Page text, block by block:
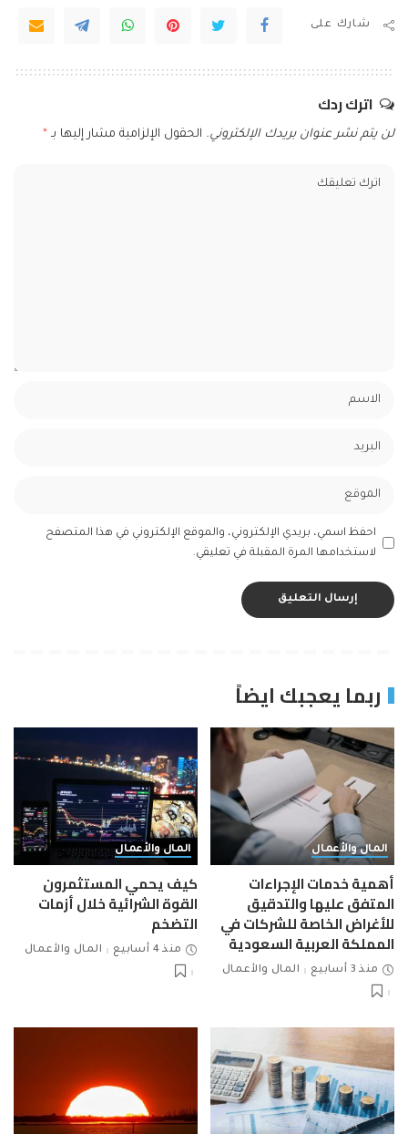
شارك على
اترك ردك
لن يتم نشر عنوان بريدك الإلكتروني. الحقول الإلزامية مشار إليها بـ *
احفظ اسمي، بريدي الإلكتروني، والموقع الإلكتروني في هذا المتصفح
لاستخدامها المرة المقبلة في تعليقي.
ربما يعجبك ايضاً
المال والأعمال
أهمية خدمات الإجراءات
المتفق عليها والتدقيق
للأغراض الخاصة للشركات في
المملكة العربية السعودية
منذ 3 أسابيع المال والأعمال
المال والأعمال
كيف يحمي المستثمرون
القوة الشرائية خلال أزمات
التضخم
منذ 4 أسابيع المال والأعمال